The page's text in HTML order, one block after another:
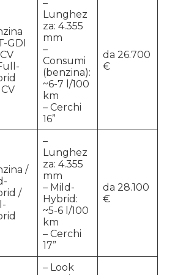
GDI
–
Lunghez
za: 4.355
mm
–
Consumi
(benzina):
~6-7 l/100
km
– Cerchi
16”
da 26.700
€
/
/
–
Lunghez
za: 4.355
mm
– Mild-
Hybrid:
~5-6 l/100
km
– Cerchi
17”
da 28.100
€
– Look